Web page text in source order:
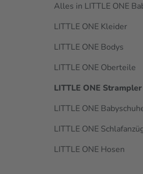
LITTLE ONE Kleider
LITTLE ONE Bodys
LITTLE ONE Oberteile
LITTLE ONE Strampler
LITTLE ONE
LITTLE ONE
LITTLE ONE Hosen